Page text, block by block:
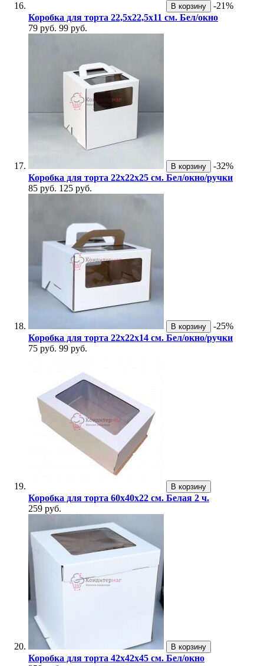
В корзину
-21%
Коробка для торта 22,5х22,5х11 см. Бел/окно
79 руб. 99 руб.
В корзину
-32%
Коробка для торта 22х22х25 см. Бел/окно/ручки
85 руб. 125 руб.
В корзину
-25%
Коробка для торта 22х22х14 см. Бел/окно/ручки
75 руб. 99 руб.
В корзину
Коробка для торта 60х40х22 см. Белая 2 ч.
259 руб.
В корзину
Коробка для торта 42х42х45 см. Бел/окно